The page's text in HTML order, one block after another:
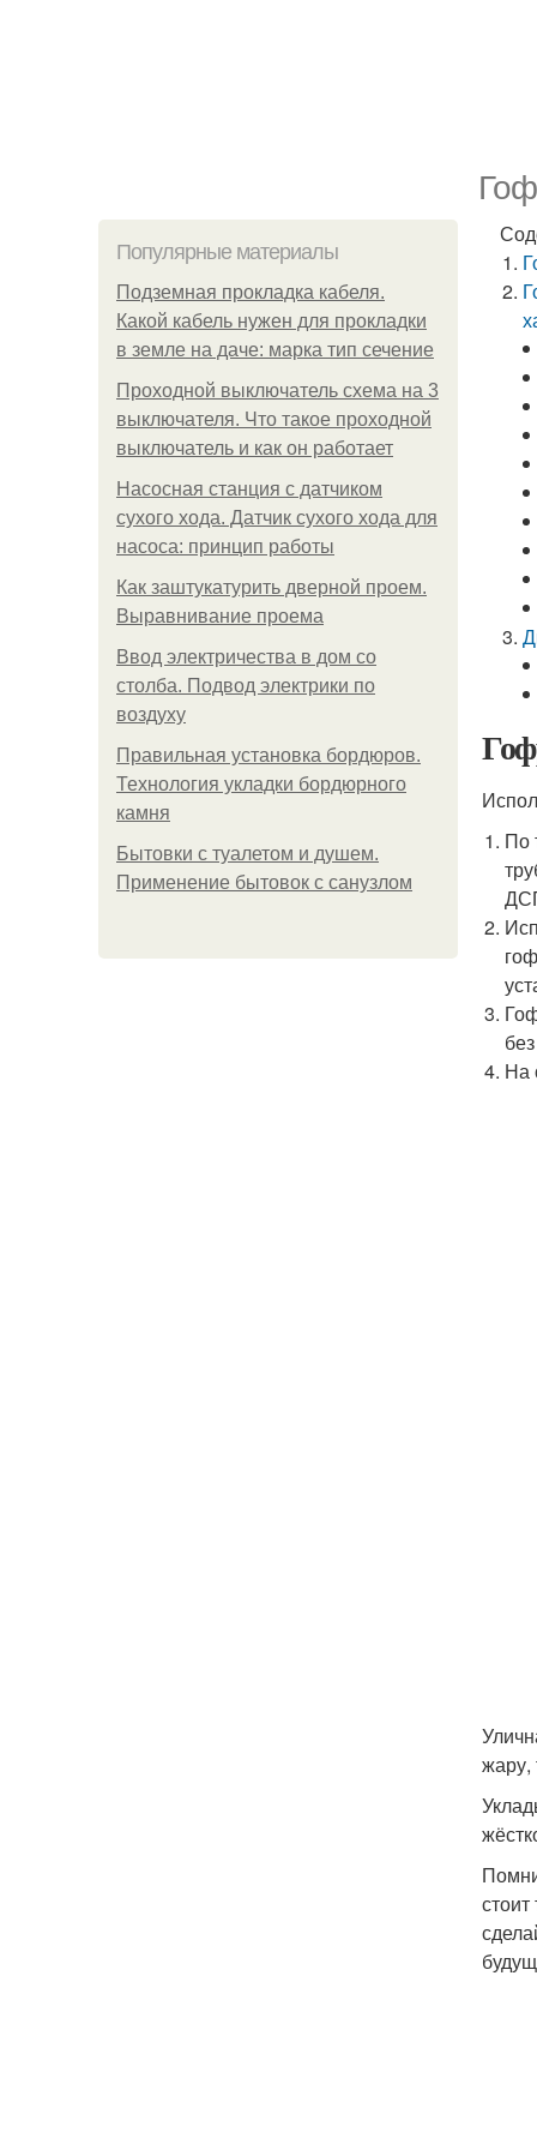
Популярные материалы
Подземная прокладка кабеля.
Какой кабель нужен для прокладки
в земле на даче: марка тип сечение
Проходной выключатель схема на 3
выключателя. Что такое проходной
выключатель и как он работает
Насосная станция с датчиком
сухого хода. Датчик сухого хода для
насоса: принцип работы
Как заштукатурить дверной проем.
Выравнивание проема
Ввод электричества в дом со
столба. Подвод электрики по
воздуху
Правильная установка бордюров.
Технология укладки бордюрного
камня
Бытовки с туалетом и душем.
Применение бытовок с санузлом
По
На
жару,